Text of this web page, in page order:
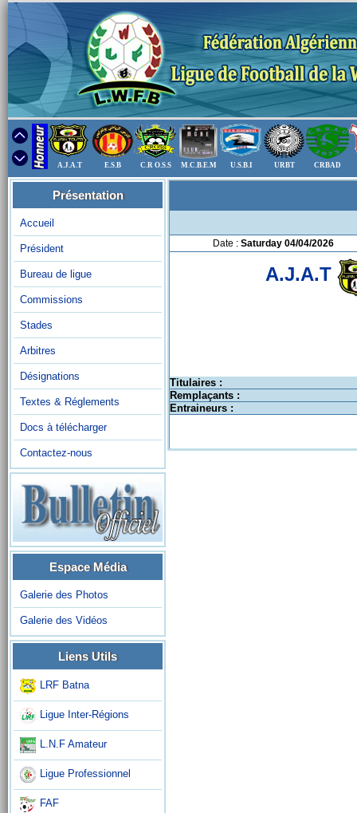
A.J.A.T E.S.B C.R O.S.S M.C.B.E.M U.S.B.I URBT CRBAD
Présentation
Accueil
Président
Bureau de ligue
Commissions
Stades
Arbitres
Désignations
Textes & Réglements
Docs à télécharger
Contactez-nous
Espace Média
Galerie des Photos
Galerie des Vidéos
Liens Utils
LRF Batna
Ligue Inter-Régions
L.N.F Amateur
Ligue Professionnel
FAF
Date : Saturday 04/04/2026
A.J.A.T
Titulaires :
Remplaçants :
Entraineurs :